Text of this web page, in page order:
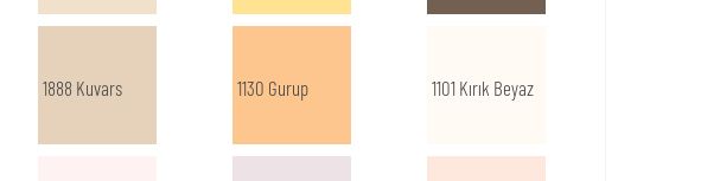
1888 Kuvars 1130 Gurup 1101 Kırık Beyaz